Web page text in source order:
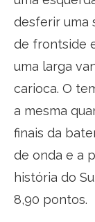
desferir uma
de frontside
uma larga
carioca. O
a mesma
finais da
de onda e a
história do
8,90 pontos.